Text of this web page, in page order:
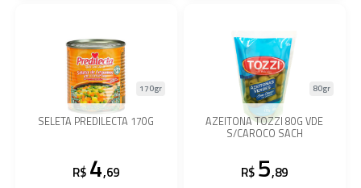
SELETA PREDILECTA 170G
170gr
R$ 4,69
AZEITONA TOZZI 80G VDE
S/CAROCO SACH
80gr
R$ 5,89